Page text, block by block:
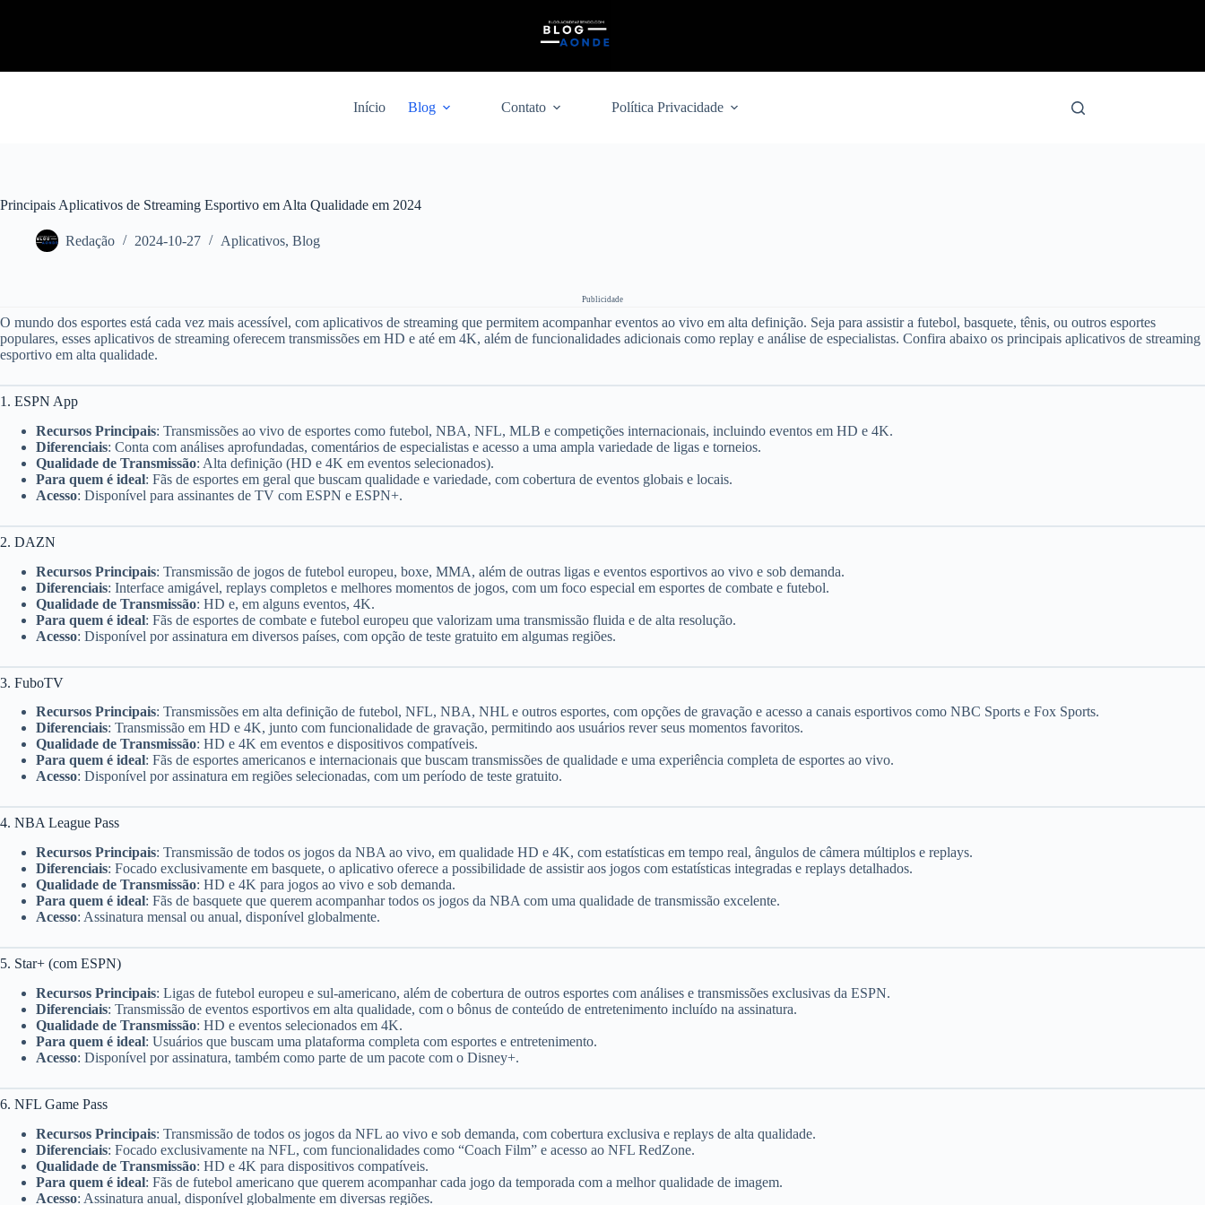
Início Blog Contato Política Privacidade
Principais Aplicativos de Streaming Esportivo em Alta Qualidade em 2024
Redação 2024-10-27 Aplicativos, Blog
Publicidade
O mundo dos esportes está cada vez mais acessível, com aplicativos de streaming que permitem acompanhar eventos ao vivo em alta definição. Seja para assistir a futebol, basquete, tênis, ou outros esportes
populares, esses aplicativos de streaming oferecem transmissões em HD e até em 4K, além de funcionalidades adicionais como replay e análise de especialistas. Confira abaixo os principais aplicativos de streaming
esportivo em alta qualidade.
1. ESPN App
Recursos Principais: Transmissões ao vivo de esportes como futebol, NBA, NFL, MLB e competições internacionais, incluindo eventos em HD e 4K.
Diferenciais: Conta com análises aprofundadas, comentários de especialistas e acesso a uma ampla variedade de ligas e torneios.
Qualidade de Transmissão: Alta definição (HD e 4K em eventos selecionados).
Para quem é ideal: Fãs de esportes em geral que buscam qualidade e variedade, com cobertura de eventos globais e locais.
Acesso: Disponível para assinantes de TV com ESPN e ESPN+.
2. DAZN
Recursos Principais: Transmissão de jogos de futebol europeu, boxe, MMA, além de outras ligas e eventos esportivos ao vivo e sob demanda.
Diferenciais: Interface amigável, replays completos e melhores momentos de jogos, com um foco especial em esportes de combate e futebol.
Qualidade de Transmissão: HD e, em alguns eventos, 4K.
Para quem é ideal: Fãs de esportes de combate e futebol europeu que valorizam uma transmissão fluida e de alta resolução.
Acesso: Disponível por assinatura em diversos países, com opção de teste gratuito em algumas regiões.
3. FuboTV
Recursos Principais: Transmissões em alta definição de futebol, NFL, NBA, NHL e outros esportes, com opções de gravação e acesso a canais esportivos como NBC Sports e Fox Sports.
Diferenciais: Transmissão em HD e 4K, junto com funcionalidade de gravação, permitindo aos usuários rever seus momentos favoritos.
Qualidade de Transmissão: HD e 4K em eventos e dispositivos compatíveis.
Para quem é ideal: Fãs de esportes americanos e internacionais que buscam transmissões de qualidade e uma experiência completa de esportes ao vivo.
Acesso: Disponível por assinatura em regiões selecionadas, com um período de teste gratuito.
4. NBA League Pass
Recursos Principais: Transmissão de todos os jogos da NBA ao vivo, em qualidade HD e 4K, com estatísticas em tempo real, ângulos de câmera múltiplos e replays.
Diferenciais: Focado exclusivamente em basquete, o aplicativo oferece a possibilidade de assistir aos jogos com estatísticas integradas e replays detalhados.
Qualidade de Transmissão: HD e 4K para jogos ao vivo e sob demanda.
Para quem é ideal: Fãs de basquete que querem acompanhar todos os jogos da NBA com uma qualidade de transmissão excelente.
Acesso: Assinatura mensal ou anual, disponível globalmente.
5. Star+ (com ESPN)
Recursos Principais: Ligas de futebol europeu e sul-americano, além de cobertura de outros esportes com análises e transmissões exclusivas da ESPN.
Diferenciais: Transmissão de eventos esportivos em alta qualidade, com o bônus de conteúdo de entretenimento incluído na assinatura.
Qualidade de Transmissão: HD e eventos selecionados em 4K.
Para quem é ideal: Usuários que buscam uma plataforma completa com esportes e entretenimento.
Acesso: Disponível por assinatura, também como parte de um pacote com o Disney+.
6. NFL Game Pass
Recursos Principais: Transmissão de todos os jogos da NFL ao vivo e sob demanda, com cobertura exclusiva e replays de alta qualidade.
Diferenciais: Focado exclusivamente na NFL, com funcionalidades como “Coach Film” e acesso ao NFL RedZone.
Qualidade de Transmissão: HD e 4K para dispositivos compatíveis.
Para quem é ideal: Fãs de futebol americano que querem acompanhar cada jogo da temporada com a melhor qualidade de imagem.
Acesso: Assinatura anual, disponível globalmente em diversas regiões.